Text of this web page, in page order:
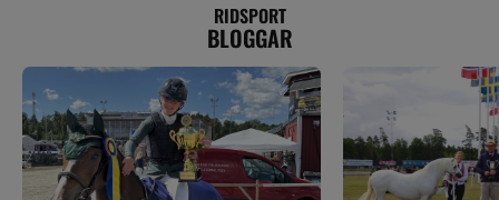
RIDSPORT
BLOGGAR